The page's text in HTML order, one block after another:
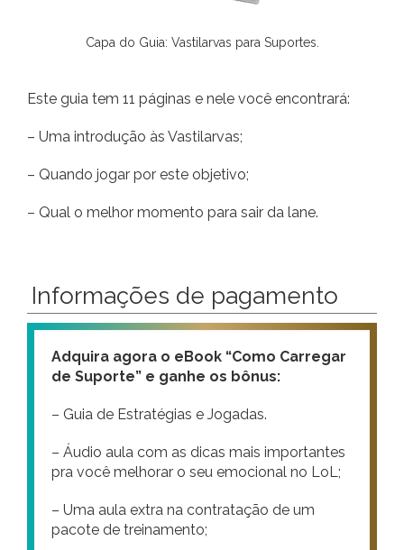
Capa do Guia: Vastilarvas para Suportes.
Este guia tem 11 páginas e nele você encontrará:
– Uma introdução às Vastilarvas;
– Quando jogar por este objetivo;
– Qual o melhor momento para sair da lane.
Informações de pagamento
Adquira agora o eBook “Como Carregar
de Suporte” e ganhe os bônus:
– Guia de Estratégias e Jogadas.
– Áudio aula com as dicas mais importantes
pra você melhorar o seu emocional no LoL;
– Uma aula extra na contratação de um
pacote de treinamento;